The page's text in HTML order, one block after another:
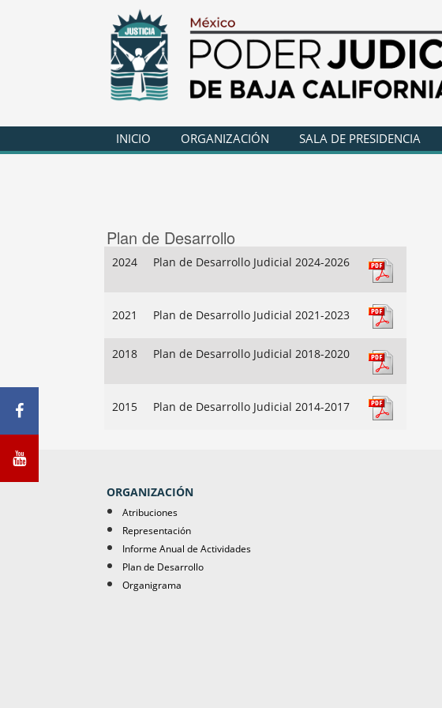
INICIO ORGANIZACIÓN SALA DE PRESIDENCIA
Plan de Desarrollo
2024 Plan de Desarrollo Judicial 2024-2026
2021 Plan de Desarrollo Judicial 2021-2023
2018 Plan de Desarrollo Judicial 2018-2020
2015 Plan de Desarrollo Judicial 2014-2017
ORGANIZACIÓN
Atribuciones
Representación
Informe Anual de Actividades
Plan de Desarrollo
Organigrama